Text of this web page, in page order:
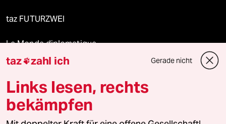
taz FUTURZWEI
Le Monde diplomatique
Mehr taz Angebote
taz zahl ich Gerade nicht
Links lesen, rechts
bekämpfen